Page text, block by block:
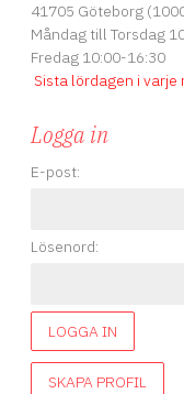
41705 Göteborg
Måndag till Torsdag
Fredag 10:00-16:30
Sista lördagen i
Logga in
E-post:
Lösenord:
LOGGA IN
SKAPA PROFIL